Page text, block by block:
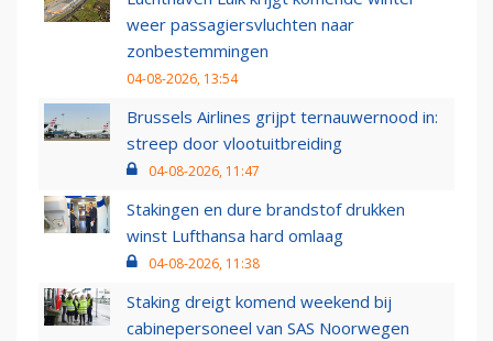
weer passagiersvluchten naar
zonbestemmingen
04-08-2026, 13:54
Brussels Airlines grijpt ternauwernood in:
streep door vlootuitbreiding
04-08-2026, 11:47
Stakingen en dure brandstof drukken
winst Lufthansa hard omlaag
04-08-2026, 11:38
Staking dreigt komend weekend bij
cabinepersoneel van SAS Noorwegen